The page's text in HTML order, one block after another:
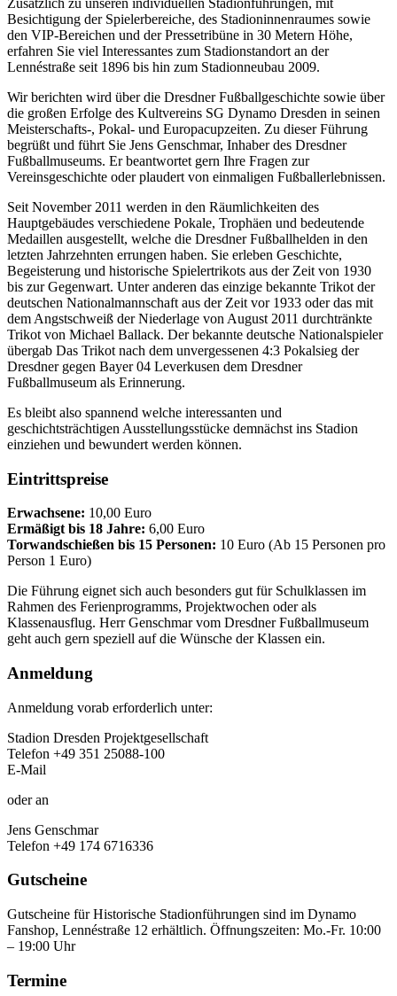
Besichtigung der Spielerbereiche, des Stadioninnenraumes sowie
den VIP-Bereichen und der Pressetribüne in 30 Metern Höhe,
erfahren Sie viel Interessantes zum Stadionstandort an der
Lennéstraße seit 1896 bis hin zum Stadionneubau 2009.
Wir berichten wird über die Dresdner Fußballgeschichte sowie über
die großen Erfolge des Kultvereins SG Dynamo Dresden in seinen
Meisterschafts-, Pokal- und Europacupzeiten. Zu dieser Führung
begrüßt und führt Sie Jens Genschmar, Inhaber des Dresdner
Fußballmuseums. Er beantwortet gern Ihre Fragen zur
Vereinsgeschichte oder plaudert von einmaligen Fußballerlebnissen.
Seit November 2011 werden in den Räumlichkeiten des
Hauptgebäudes verschiedene Pokale, Trophäen und bedeutende
Medaillen ausgestellt, welche die Dresdner Fußballhelden in den
letzten Jahrzehnten errungen haben. Sie erleben Geschichte,
Begeisterung und historische Spielertrikots aus der Zeit von 1930
bis zur Gegenwart. Unter anderen das einzige bekannte Trikot der
deutschen Nationalmannschaft aus der Zeit vor 1933 oder das mit
dem Angstschweiß der Niederlage von August 2011 durchtränkte
Trikot von Michael Ballack. Der bekannte deutsche Nationalspieler
übergab Das Trikot nach dem unvergessenen 4:3 Pokalsieg der
Dresdner gegen Bayer 04 Leverkusen dem Dresdner
Fußballmuseum als Erinnerung.
Es bleibt also spannend welche interessanten und
geschichtsträchtigen Ausstellungsstücke demnächst ins Stadion
einziehen und bewundert werden können.
Eintrittspreise
Erwachsene: 10,00 Euro
Ermäßigt bis 18 Jahre: 6,00 Euro
Torwandschießen bis 15 Personen: 10 Euro (Ab 15 Personen pro
Person 1 Euro)
Die Führung eignet sich auch besonders gut für Schulklassen im
Rahmen des Ferienprogramms, Projektwochen oder als
Klassenausflug. Herr Genschmar vom Dresdner Fußballmuseum
geht auch gern speziell auf die Wünsche der Klassen ein.
Anmeldung
Anmeldung vorab erforderlich unter:
Stadion Dresden Projektgesellschaft
Telefon +49 351 25088-100
E-Mail
oder an
Jens Genschmar
Telefon +49 174 6716336
Gutscheine
Gutscheine für Historische Stadionführungen sind im Dynamo
Fanshop, Lennéstraße 12 erhältlich. Öffnungszeiten: Mo.-Fr. 10:00
– 19:00 Uhr
Termine